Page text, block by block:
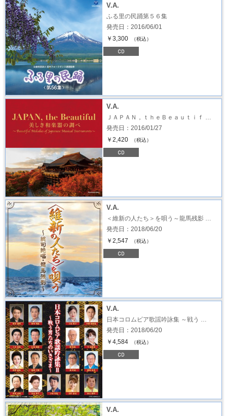
V.A.
ふる里の民踊第５６集
発売日：2016/06/01
￥3,300
（税込）
V.A.
ＪＡＰＡＮ，ｔｈｅＢｅａｕｔｉｆ …
発売日：2016/01/27
￥2,420
（税込）
V.A.
＜維新の人たち＞を唄う～龍馬残影 …
発売日：2018/06/20
￥2,547
（税込）
V.A.
日本コロムビア歌謡吟詠集 ～戦う …
発売日：2018/06/20
￥4,584
（税込）
V.A.